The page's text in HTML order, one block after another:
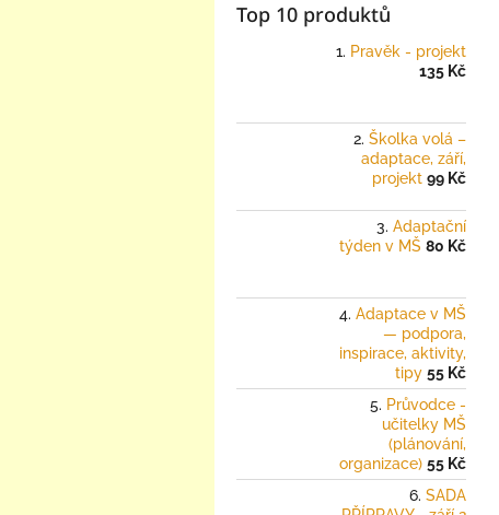
Top 10 produktů
Pravěk - projekt
135 Kč
Školka volá –
adaptace, září,
projekt 99 Kč
Adaptační
týden v MŠ 80 Kč
Adaptace v MŠ
— podpora,
inspirace, aktivity,
tipy 55 Kč
Průvodce -
učitelky MŠ
(plánování,
organizace) 55 Kč
SADA